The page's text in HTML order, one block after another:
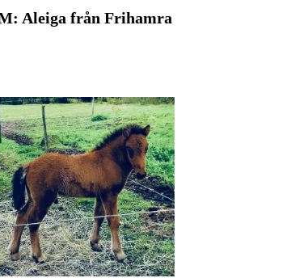
Aleiga från Frihamra